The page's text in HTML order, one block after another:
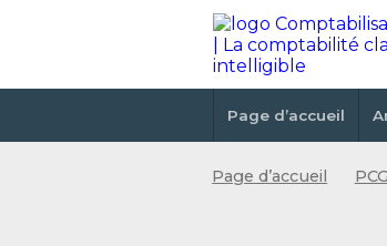
Page d’accueil
Page d’accueil PCG